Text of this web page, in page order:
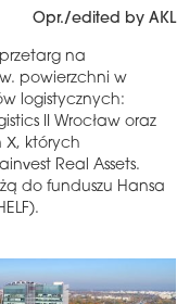
Opr./edited by AKL
na
powierzchni w
logistycznych:
II Wrocław oraz
X, których
Real Assets.
do funduszu Hansa